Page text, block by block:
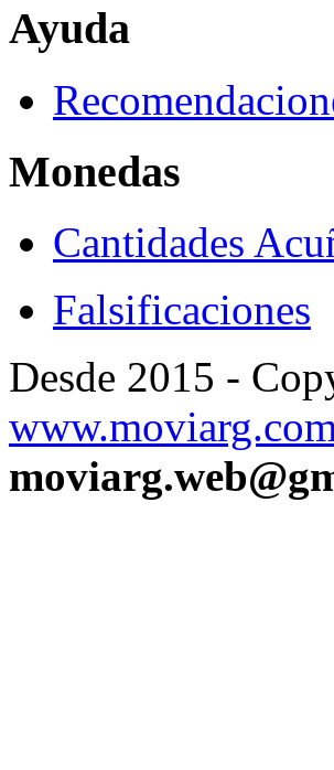
Ayuda
Monedas
Cantidades
Falsificaciones
Desde 2015 -